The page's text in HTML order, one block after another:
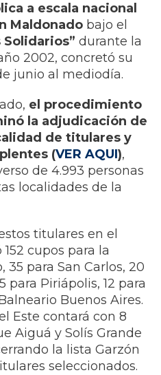
a escala nacional
Maldonado bajo el
Solidarios” durante la
2002, concretó su
junio al mediodía.
el procedimiento
la adjudicación de
de titulares y
(VER AQUI),
de 4.993 personas
localidades de la
titulares en el
cupos para la
para San Carlos, 20
para Piriápolis, 12 para
Buenos Aires.
Este contará con 8
Aiguá y Solís Grande
la lista Garzón
seleccionados.